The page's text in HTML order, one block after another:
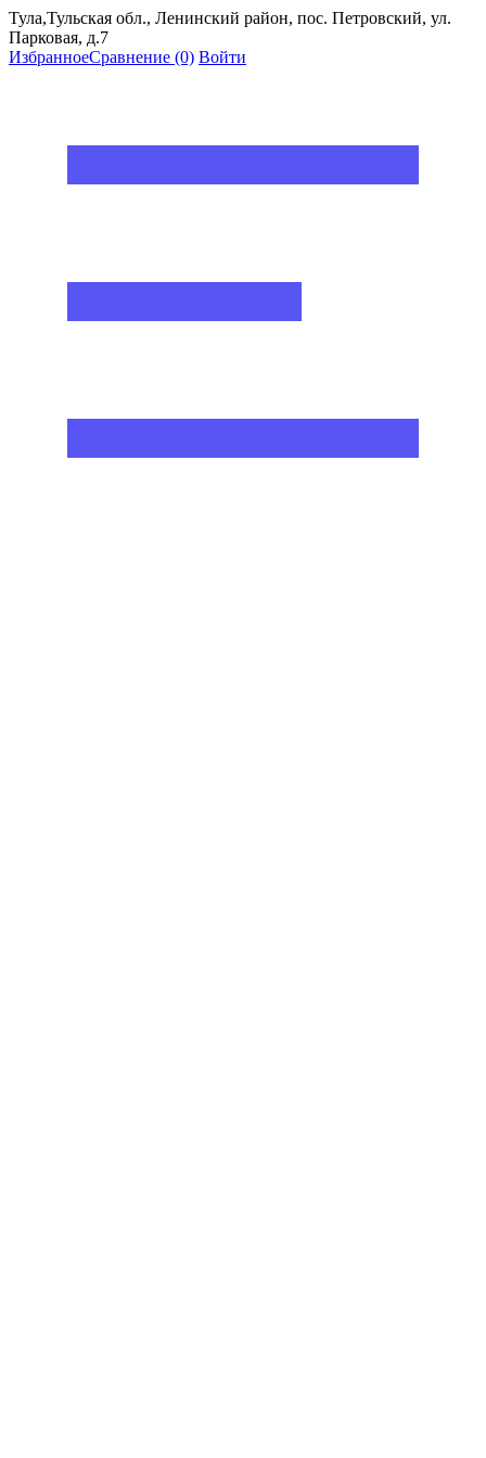
Тула,Тульская обл., Ленинский район, пос. Петровский, ул.
Парковая, д.7
ИзбранноеСравнение (0) Войти